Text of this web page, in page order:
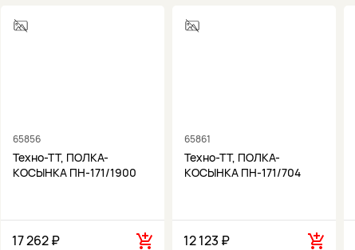
65856
Техно-ТТ, ПОЛКА-
КОСЫНКА ПН-171/1900
17 262 ₽
65861
Техно-ТТ, ПОЛКА-
КОСЫНКА ПН-171/704
12 123 ₽